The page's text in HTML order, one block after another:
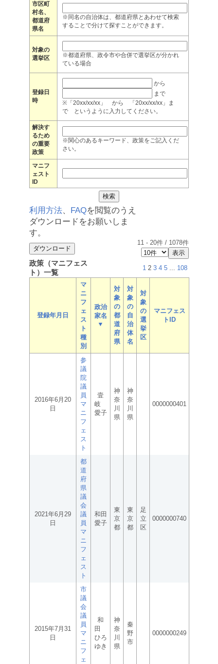
市区町
村名、
都道府
県名
※同名の自治体は、都道府県とあわせて検索
することで分けて探すことができます。
対象の
選挙区
※都道府県、政令市や合併で選挙区が分かれ
ている場合
登録日
時
から
まで
※「20xx/xx/xx」 から 「20xx/xx/xx」ま
で というように入力してください。
解決す
るため
の重要
政策
※関心のあるキーワード、政策をご記入くだ
さい。
マニフ
ェスト
ID
利用方法、 FAQを閲覧のうえ
ダウンロードをお願いしま
す。
11 - 20件 / 1078件
政策（マニフェス
ト）一覧
1 2 3 4 5 ... 108
登録年月日
マ
ニ
フ
ェ
ス
ト
種
別
政治
家名
▼
対
象
の
都
道
府
県
対
象
の
自
治
体
名
対
象
の
選
挙
区
マニフェス
トID
2016年6月20
日
参
議
院
議
員
マ
ニ
フ
ェ
ス
ト
壹
岐
愛子
神
奈
川
県
神
奈
川
県
0000000401
2021年6月29
日
都
道
府
県
議
会
議
員
マ
ニ
フ
ェ
ス
ト
和田
愛子
東
京
都
東
京
都
足
立
区
0000000740
2015年7月31
日
市
議
会
議
員
マ
ニ
フ
ェ
和
田
ひろ
ゆき
神
奈
川
県
秦
野
市
0000000249